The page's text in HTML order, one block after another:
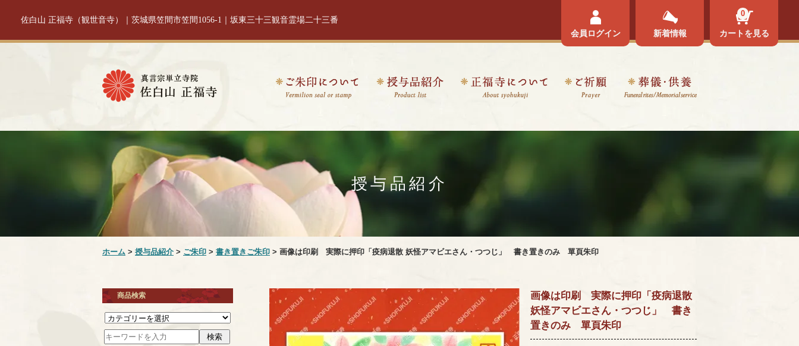
佐白山 正福寺（観世音寺）｜茨城県笠間市笠間1056-1｜坂東三十三観音霊場二十三番
会員ログイン
新着情報 カートを見る
0
授与品紹介
ホーム > 授与品紹介 > ご朱印 > 書き置きご朱印 > 画像は印刷 実際に押印「疫病退散 妖怪アマビエさん・つつじ」 書き置きのみ 單頁朱印
画像は印刷 実際に押印「疫病退散
妖怪アマビエさん・つつじ」 書き
置きのみ 單頁朱印
商品検索